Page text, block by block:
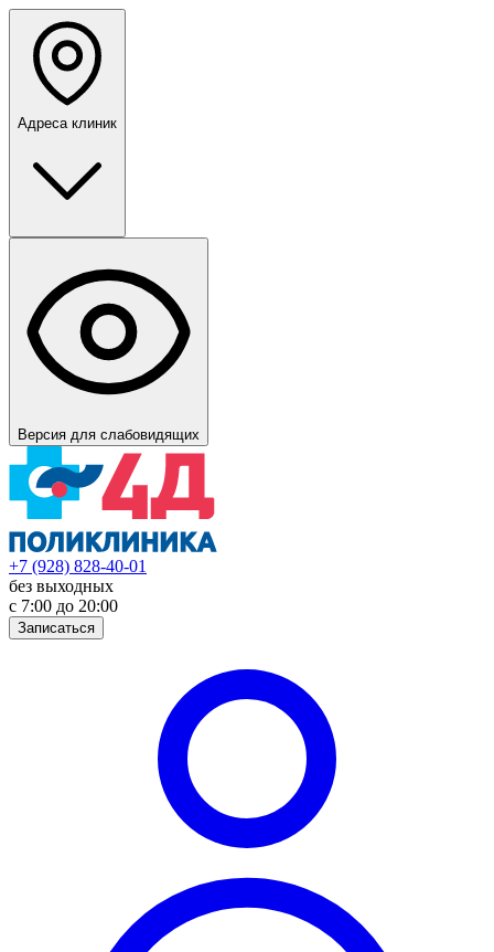
Адреса клиник
Версия для слабовидящих
+7 (928) 828-40-01
без выходных
с 7:00 до 20:00
Записаться